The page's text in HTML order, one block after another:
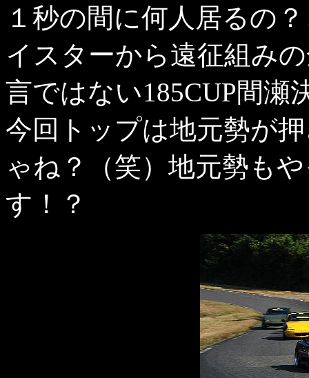
１秒の間に何人居るの
イスターから遠征組み
言ではない185CUP間瀬
今回トップは地元勢が
ゃね？（笑）地元勢も
す！？